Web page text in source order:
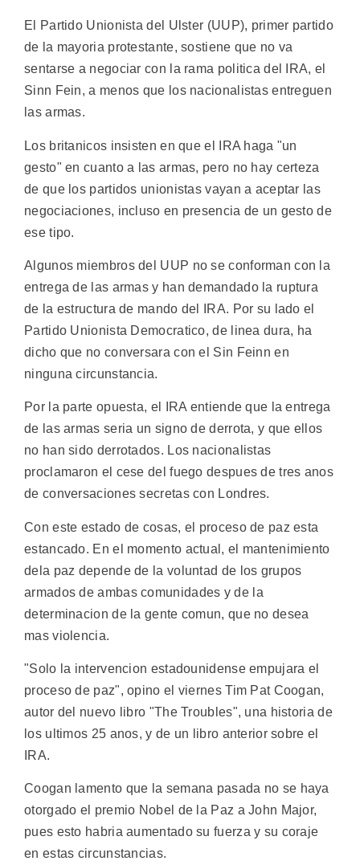
El Partido Unionista del Ulster (UUP), primer partido
de la mayoria protestante, sostiene que no va
sentarse a negociar con la rama politica del IRA, el
Sinn Fein, a menos que los nacionalistas entreguen
las armas.
Los britanicos insisten en que el IRA haga "un
gesto" en cuanto a las armas, pero no hay certeza
de que los partidos unionistas vayan a aceptar las
negociaciones, incluso en presencia de un gesto de
ese tipo.
Algunos miembros del UUP no se conforman con la
entrega de las armas y han demandado la ruptura
de la estructura de mando del IRA. Por su lado el
Partido Unionista Democratico, de linea dura, ha
dicho que no conversara con el Sin Feinn en
ninguna circunstancia.
Por la parte opuesta, el IRA entiende que la entrega
de las armas seria un signo de derrota, y que ellos
no han sido derrotados. Los nacionalistas
proclamaron el cese del fuego despues de tres anos
de conversaciones secretas con Londres.
Con este estado de cosas, el proceso de paz esta
estancado. En el momento actual, el mantenimiento
dela paz depende de la voluntad de los grupos
armados de ambas comunidades y de la
determinacion de la gente comun, que no desea
mas violencia.
"Solo la intervencion estadounidense empujara el
proceso de paz", opino el viernes Tim Pat Coogan,
autor del nuevo libro "The Troubles", una historia de
los ultimos 25 anos, y de un libro anterior sobre el
IRA.
Coogan lamento que la semana pasada no se haya
otorgado el premio Nobel de la Paz a John Major,
pues esto habria aumentado su fuerza y su coraje
en estas circunstancias.